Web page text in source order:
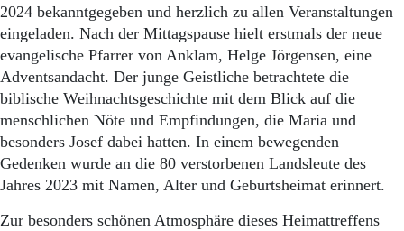
2024 bekanntgegeben und herzlich zu allen Veranstaltungen
eingeladen. Nach der Mittagspause hielt erstmals der neue
evangelische Pfarrer von Anklam, Helge Jörgensen, eine
Adventsandacht. Der junge Geistliche betrachtete die
biblische Weihnachtsgeschichte mit dem Blick auf die
menschlichen Nöte und Empfindungen, die Maria und
besonders Josef dabei hatten. In einem bewegenden
Gedenken wurde an die 80 verstorbenen Landsleute des
Jahres 2023 mit Namen, Alter und Geburtsheimat erinnert.
Zur besonders schönen Atmosphäre dieses Heimattreffens